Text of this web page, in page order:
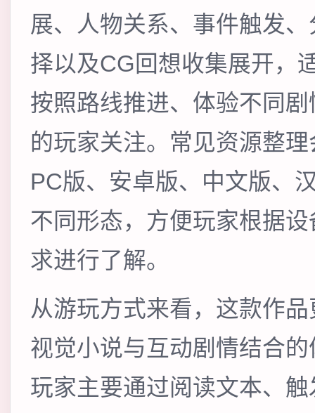
展、人物关系、事件触发
择以及CG回想收集展开，
按照路线推进、体验不同
的玩家关注。常见资源整
PC版、安卓版、中文版、
不同形态，方便玩家根据
求进行了解。
从游玩方式来看，这款作
视觉小说与互动剧情结合
玩家主要通过阅读文本、触